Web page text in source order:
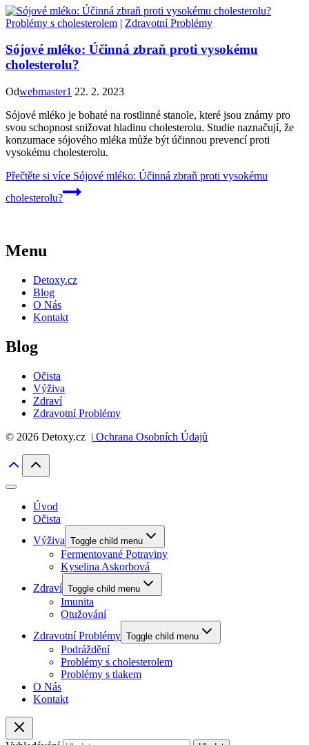
Problémy s cholesterolem | Zdravotní Problémy
Sójové mléko: Účinná zbraň proti vysokému
cholesterolu?
Odwebmaster1 22. 2. 2023
Sójové mléko je bohaté na rostlinné stanole, které jsou známy pro
svou schopnost snižovat hladinu cholesterolu. Studie naznačují, že
konzumace sójového mléka může být účinnou prevencí proti
vysokému cholesterolu.
Přečtěte si více Sójové mléko: Účinná zbraň proti vysokému
cholesterolu?
Menu
Detoxy.cz
Blog
O Nás
Kontakt
Blog
Očista
Výživa
Zdraví
Zdravotní Problémy
© 2026 Detoxy.cz | Ochrana Osobních Údajů
Úvod
Očista
Výživa Toggle child menu
Fermentované Potraviny
Kyselina Askorbová
Zdraví Toggle child menu
Imunita
Otužování
Zdravotní Problémy Toggle child menu
Podráždění
Problémy s cholesterolem
Problémy s tlakem
O Nás
Kontakt